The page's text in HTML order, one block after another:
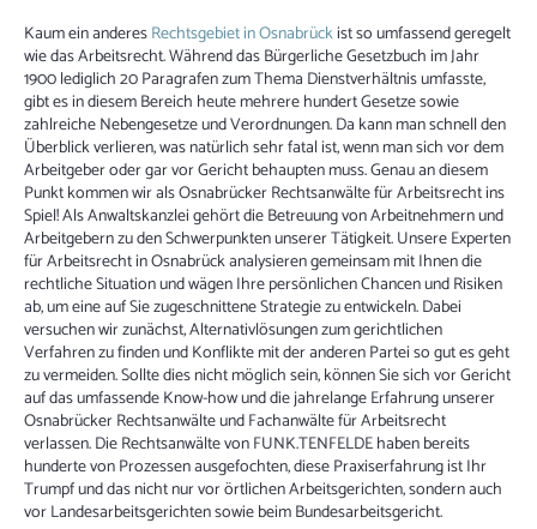
Kaum ein anderesRechtsgebiet in Osnabrückist so umfassend geregelt
wie das Arbeitsrecht. Während das Bürgerliche Gesetzbuch im Jahr
1900 lediglich 20 Paragrafen zum Thema Dienstverhältnis umfasste,
gibt es in diesem Bereich heute mehrere hundert Gesetze sowie
zahlreiche Nebengesetze und Verordnungen. Da kann man schnell den
Überblick verlieren, was natürlich sehr fatal ist, wenn man sich vor dem
Arbeitgeber oder gar vor Gericht behaupten muss. Genau an diesem
Punkt kommen wir als Osnabrücker Rechtsanwälte für Arbeitsrecht ins
Spiel! Als Anwaltskanzlei gehört die Betreuung von Arbeitnehmern und
Arbeitgebern zu den Schwerpunkten unserer Tätigkeit. Unsere Experten
für Arbeitsrecht in Osnabrück analysieren gemeinsam mit Ihnen die
rechtliche Situation und wägen Ihre persönlichen Chancen und Risiken
ab, um eine auf Sie zugeschnittene Strategie zu entwickeln. Dabei
versuchen wir zunächst, Alternativlösungen zum gerichtlichen
Verfahren zu finden und Konflikte mit der anderen Partei so gut es geht
zu vermeiden. Sollte dies nicht möglich sein, können Sie sich vor Gericht
auf das umfassende Know-how und die jahrelange Erfahrung unserer
Osnabrücker Rechtsanwälte und Fachanwälte für Arbeitsrecht
verlassen. Die Rechtsanwälte von FUNK.TENFELDE haben bereits
hunderte von Prozessen ausgefochten, diese Praxiserfahrung ist Ihr
Trumpf und das nicht nur vor örtlichen Arbeitsgerichten, sondern auch
vor Landesarbeitsgerichten sowie beim Bundesarbeitsgericht.